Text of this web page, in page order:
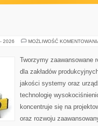
2026 MOŻLIWOŚĆ
Tworzymy zaawansowane
dla zakładów
jakości systemy oraz
technologię
koncentruje się na
oraz rozwoju